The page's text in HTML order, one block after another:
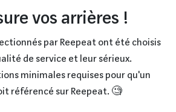
vos arrières !
par Reepeat ont été choisis
de service et leur sérieux.
minimales requises pour qu'un
référencé sur Reepeat. 🧐